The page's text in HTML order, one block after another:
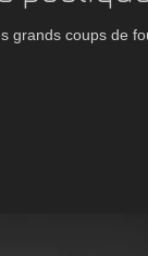
grands coups de